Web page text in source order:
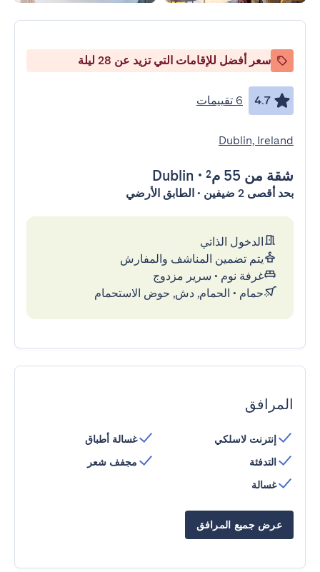
سعر أفضل للإقامات التي تزيد عن 28 ليلة
4.7 6 تقييمات
Dublin, Ireland
شقة من 55 م² •
Dublin
بحد أقصى 2 ضيفين • الطابق الأرضي
الدخول الذاتي
يتم تضمين المناشف والمفارش
غرفة نوم • سرير مزدوج
حمام • الحمام, دش, حوض الاستحمام
المرافق
إنترنت لاسلكي
التدفئة
غسالة
غسالة أطباق
مجفف شعر
عرض جميع المرافق